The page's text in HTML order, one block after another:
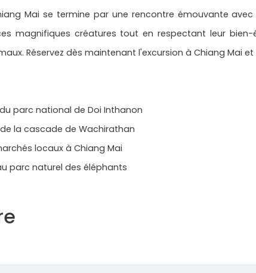
Mai se termine par une rencontre émouvante
magnifiques créatures tout en respectant leur
Réservez dès maintenant l'excursion à Chiang Mai
parc national de Doi Inthanon
la cascade de Wachirathan
locaux à Chiang Mai
parc naturel des éléphants